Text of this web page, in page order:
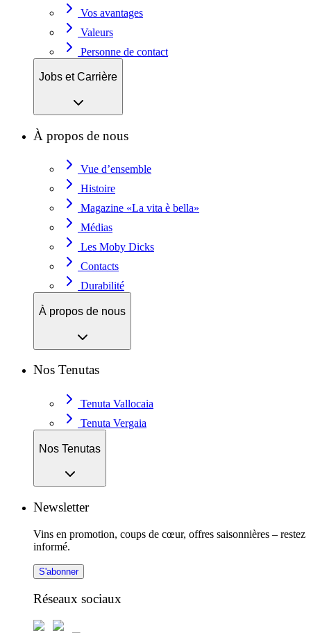
Vos avantages
Valeurs
Personne de contact
Jobs et Carrière
À propos de nous
Vue d’ensemble
Histoire
Magazine «La vita è bella»
Médias
Les Moby Dicks
Contacts
Durabilité
À propos de nous
Nos Tenutas
Tenuta Vallocaia
Tenuta Vergaia
Nos Tenutas
Newsletter
Vins en promotion, coups de cœur, offres saisonnières – restez
informé.
S'abonner
Réseaux sociaux